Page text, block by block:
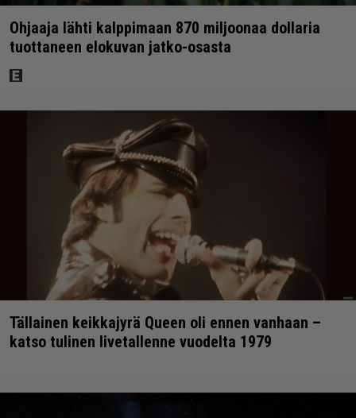
Ohjaaja lähti kalppimaan 870 miljoonaa dollaria
tuottaneen elokuvan jatko-osasta
Tällainen keikkajyrä Queen oli ennen vanhaan –
katso tulinen livetallenne vuodelta 1979